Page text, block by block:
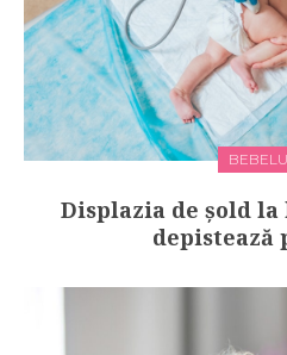
Displazia de șold la
depistează